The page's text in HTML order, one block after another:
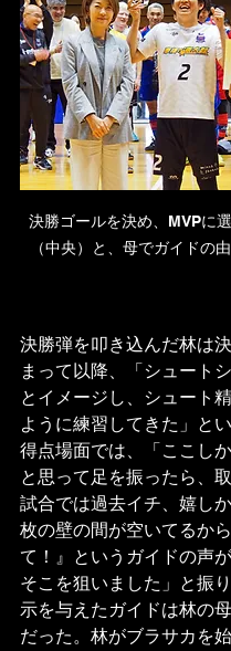
決勝ゴールを決め、MVPに
（中央）と、母でガイドの
決勝弾を叩き込んだ林は
まって以降、「シュート
とイメージし、シュート
ように練習してきた」とい
得点場面では、「ここし
と思って足を振ったら、
試合では過去イチ、嬉し
枚の壁の間が空いてるか
て！』というガイドの声が
そこを狙いました」と振
示を与えたガイドは林の
だった。林がブラサカを始